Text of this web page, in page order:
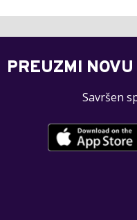
PREUZMI
Savršen